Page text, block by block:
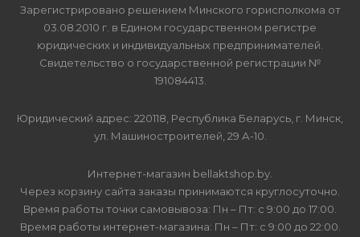
Зарегистрировано решением Минского горисполкома от
03.08.2010 г. в Едином государственном регистре
юридических и индивидуальных предпринимателей.
Свидетельство о государственной регистрации №
191084413.
Юридический адрес: 220118, Республика Беларусь, г. Минск,
ул. Машиностроителей, 29 А-10.
Интернет-магазин bellaktshop.by.
Через корзину сайта заказы принимаются круглосуточно.
Время работы точки самовывоза: Пн – Пт: с 9:00 до 17:00.
Время работы интернет-магазина: Пн – Пт: с 9:00 до 22:00.